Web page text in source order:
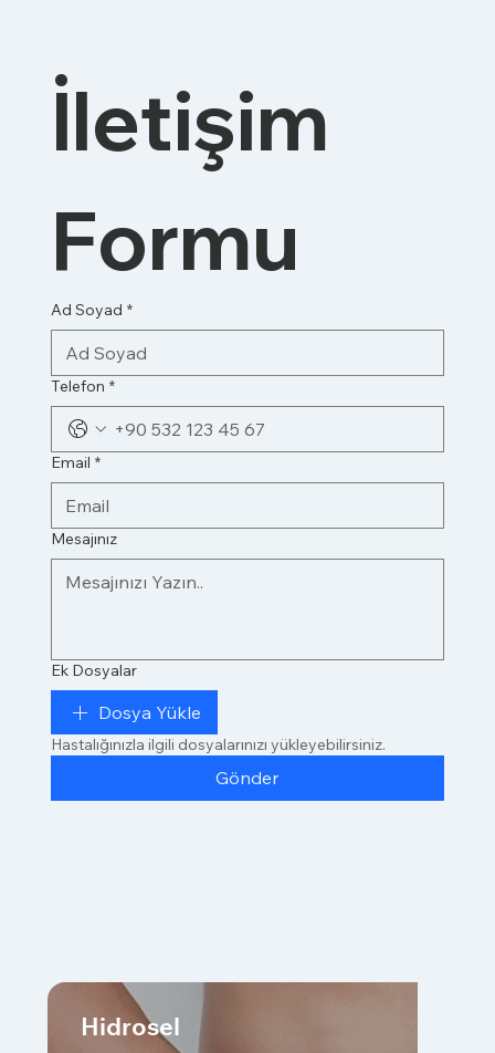
İletişim
Formu
Ad Soyad *
Telefon *
Email *
Mesajınız
Ek Dosyalar
Dosya Yükle
Hastalığınızla ilgili dosyalarınızı yükleyebilirsiniz.
Gönder
Hidrosel